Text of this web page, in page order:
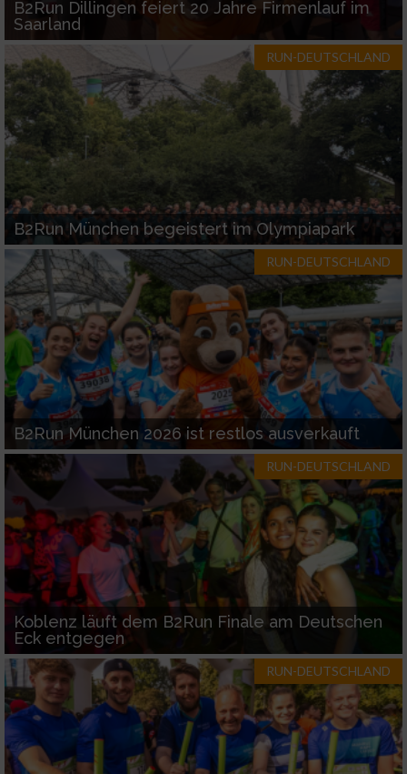
B2Run Dillingen feiert 20 Jahre Firmenlauf im
Saarland
RUN-DEUTSCHLAND
B2Run München begeistert im Olympiapark
RUN-DEUTSCHLAND
B2Run München 2026 ist restlos ausverkauft
RUN-DEUTSCHLAND
Koblenz läuft dem B2Run Finale am Deutschen
Eck entgegen
RUN-DEUTSCHLAND